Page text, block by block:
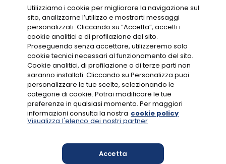
Codice di Condotta
Gestione Cookie
GIOCO RESPONSABILE
CONC. N.16049
Utilizziamo i cookie per migliorare la navigazione sul
sito, analizzarne l’utilizzo e mostrarti messaggi
personalizzati. Cliccando su “Accetta”, accetti i
cookie analitici e di profilazione del sito.
Proseguendo senza accettare, utilizzeremo solo
cookie tecnici necessari al funzionamento del sito.
Cookie analitici, di profilazione o di terze parti non
saranno installati. Cliccando su Personalizza puoi
personalizzare le tue scelte, selezionando le
categorie di cookie. Potrai modificare le tue
preferenze in qualsiasi momento. Per maggiori
informazioni consulta la nostra cookie policy
Visualizza l'elenco dei nostri partner
Accetta